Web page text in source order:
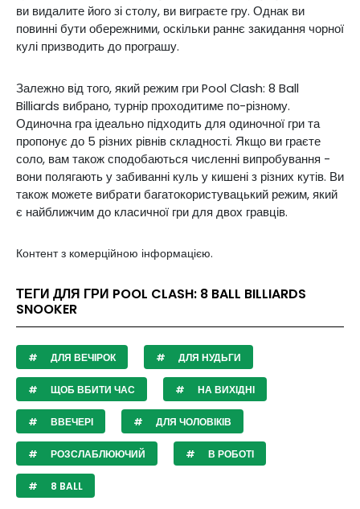
ви видалите його зі столу, ви виграєте гру. Однак ви
повинні бути обережними, оскільки раннє закидання чорної
кулі призводить до програшу.
Залежно від того, який режим гри Pool Clash: 8 Ball
Billiards вибрано, турнір проходитиме по-різному.
Одиночна гра ідеально підходить для одиночної гри та
пропонує до 5 різних рівнів складності. Якщо ви граєте
соло, вам також сподобаються численні випробування -
вони полягають у забиванні куль у кишені з різних кутів. Ви
також можете вибрати багатокористувацький режим, який
є найближчим до класичної гри для двох гравців.
Контент з комерційною інформацією.
ТЕГИ ДЛЯ ГРИ POOL CLASH: 8 BALL BILLIARDS
SNOOKER
ДЛЯ ВЕЧІРОК ДЛЯ НУДЬГИ
ЩОБ ВБИТИ ЧАС НА ВИХІДНІ
ВВЕЧЕРІ ДЛЯ ЧОЛОВІКІВ
РОЗСЛАБЛЮЮЧИЙ В РОБОТІ
8 BALL